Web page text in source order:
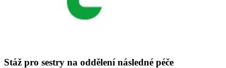
Stáž pro sestry na oddělení následné péče